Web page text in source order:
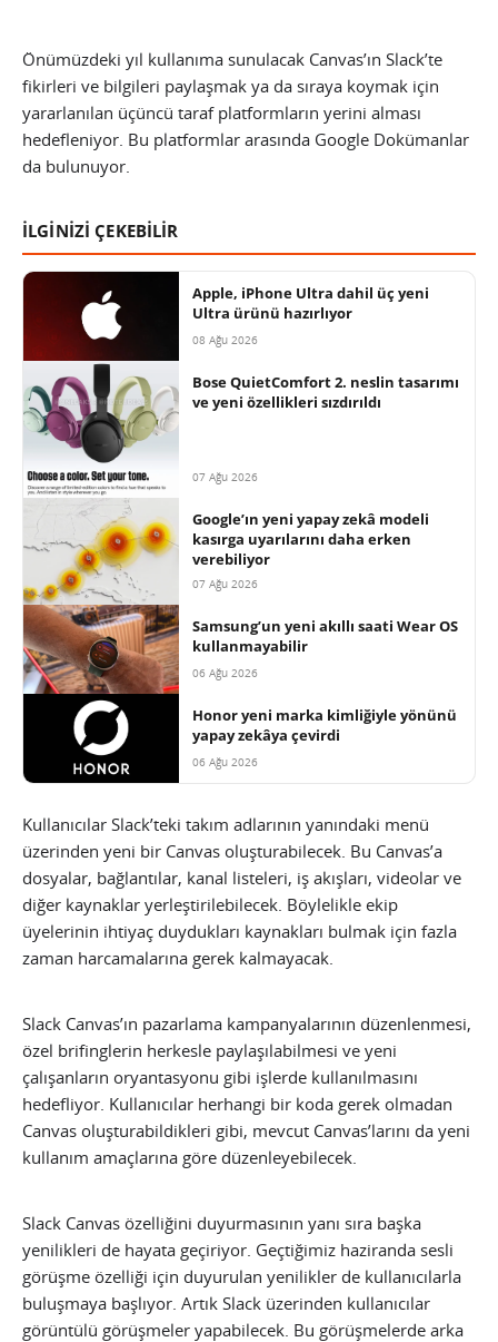
Önümüzdeki yıl kullanıma sunulacak Canvas’ın Slack’te
fikirleri ve bilgileri paylaşmak ya da sıraya koymak için
yararlanılan üçüncü taraf platformların yerini alması
hedefleniyor. Bu platformlar arasında Google Dokümanlar
da bulunuyor.
İLGİNİZİ ÇEKEBİLİR
Apple, iPhone Ultra dahil üç yeni
Ultra ürünü hazırlıyor
08 Ağu 2026
Bose QuietComfort 2. neslin tasarımı
ve yeni özellikleri sızdırıldı
07 Ağu 2026
Google’ın yeni yapay zekâ modeli
kasırga uyarılarını daha erken
verebiliyor
07 Ağu 2026
Samsung’un yeni akıllı saati Wear OS
kullanmayabilir
06 Ağu 2026
Honor yeni marka kimliğiyle yönünü
yapay zekâya çevirdi
06 Ağu 2026
Kullanıcılar Slack’teki takım adlarının yanındaki menü
üzerinden yeni bir Canvas oluşturabilecek. Bu Canvas’a
dosyalar, bağlantılar, kanal listeleri, iş akışları, videolar ve
diğer kaynaklar yerleştirilebilecek. Böylelikle ekip
üyelerinin ihtiyaç duydukları kaynakları bulmak için fazla
zaman harcamalarına gerek kalmayacak.
Slack Canvas’ın pazarlama kampanyalarının düzenlenmesi,
özel brifinglerin herkesle paylaşılabilmesi ve yeni
çalışanların oryantasyonu gibi işlerde kullanılmasını
hedefliyor. Kullanıcılar herhangi bir koda gerek olmadan
Canvas oluşturabildikleri gibi, mevcut Canvas’larını da yeni
kullanım amaçlarına göre düzenleyebilecek.
Slack Canvas özelliğini duyurmasının yanı sıra başka
yenilikleri de hayata geçiriyor. Geçtiğimiz haziranda sesli
görüşme özelliği için duyurulan yenilikler de kullanıcılarla
buluşmaya başlıyor. Artık Slack üzerinden kullanıcılar
görüntülü görüşmeler yapabilecek. Bu görüşmelerde arka